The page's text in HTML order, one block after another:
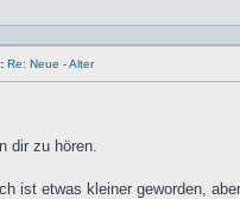
Re: Neue - Alter
dir zu hören.
ist etwas kleiner geworden,